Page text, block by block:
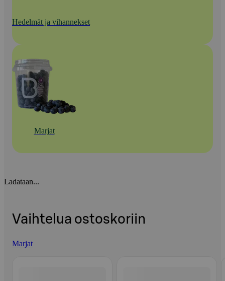
Hedelmät ja vihannekset
Marjat
Ladataan...
Vaihtelua ostoskoriin
Marjat